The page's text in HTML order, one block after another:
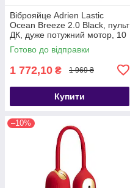
Віброяйце Adrien Lastic
Ocean Breeze 2.0 Black, пульт
ДК, дуже потужний мотор, 10
віброрежимів - SO7030
Готово до відправки
1 772,10 ₴ 1 969 ₴
Купити
–10%